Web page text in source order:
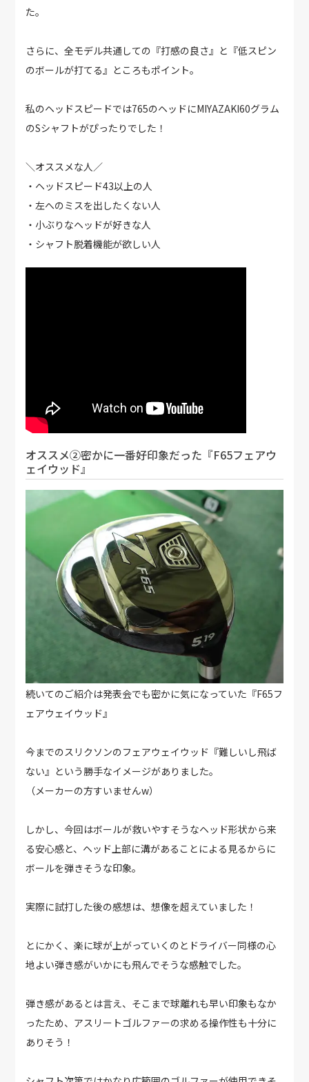
た。
さらに、全モデル共通しての『打感の良さ』と『低スピン
のボールが打てる』ところもポイント。
私のヘッドスピードでは765のヘッドにMIYAZAKI60グラム
のSシャフトがぴったりでした！
＼オススメな人／
・ヘッドスピード43以上の人
・左へのミスを出したくない人
・小ぶりなヘッドが好きな人
・シャフト脱着機能が欲しい人
オススメ②密かに一番好印象だった『F65フェアウ
ェイウッド』
続いてのご紹介は発表会でも密かに気になっていた『F65フ
ェアウェイウッド』
今までのスリクソンのフェアウェイウッド『難しいし飛ば
ない』という勝手なイメージがありました。
（メーカーの方すいませんw）
しかし、今回はボールが救いやすそうなヘッド形状から来
る安心感と、ヘッド上部に溝があることによる見るからに
ボールを弾きそうな印象。
実際に試打した後の感想は、想像を超えていました！
とにかく、楽に球が上がっていくのとドライバー同様の心
地よい弾き感がいかにも飛んでそうな感触でした。
弾き感があるとは言え、そこまで球離れも早い印象もなか
ったため、アスリートゴルファーの求める操作性も十分に
ありそう！